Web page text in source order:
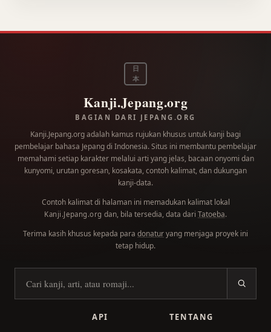
日
本
Kanji.Jepang.org
BAGIAN DARI JEPANG.ORG
Kanji.Jepang.org adalah kamus rujukan khusus untuk kanji bagi
pembelajar bahasa Jepang di Indonesia. Situs ini membantu pembelajar
memahami setiap karakter melalui arti yang jelas, bacaan onyomi dan
kunyomi, urutan goresan, kosakata, contoh kalimat, dan dukungan
kanji-data.
Contoh kalimat di halaman ini memadukan kalimat lokal
Kanji.Jepang.org dan, bila tersedia, data dari Tatoeba.
Terima kasih khusus kepada para donaturyang menjaga proyek ini
tetap hidup.
Cari kanji
API
TENTANG